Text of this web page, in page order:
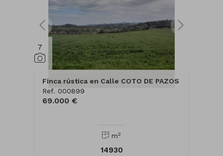
7
Finca rústica en Calle COTO DE PAZOS
Ref. 000899
69.000 €
m2
14930